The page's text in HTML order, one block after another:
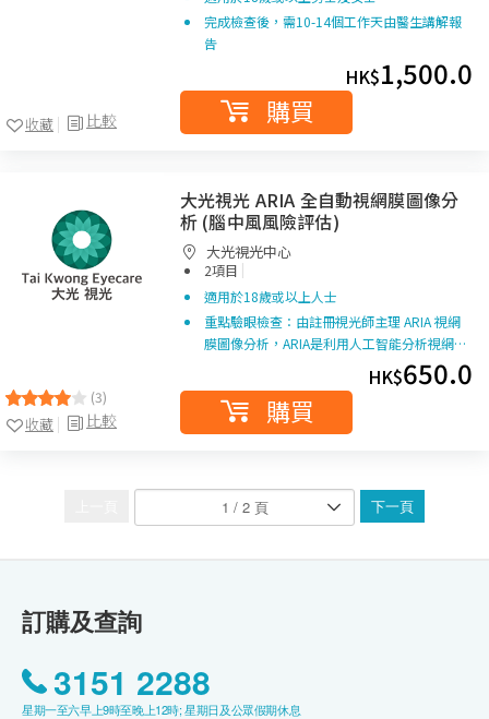
比較
收藏
完成檢查後，需10-14個工作天由醫生講解報
告
HK$1,500.0
購買
(3)
比較
收藏
大光視光 ARIA 全自動視網膜圖像分
析 (腦中風風險評估)
大光視光中心
2項目 |
適用於18歲或以上人士
重點驗眼檢查：由註冊視光師主理 ARIA 視網
膜圖像分析，ARIA是利用人工智能分析視網…
HK$650.0
購買
下一頁
訂購及查詢
3151 2288
星期一至六早上9時至晚上12時; 星期日及公眾假期休息